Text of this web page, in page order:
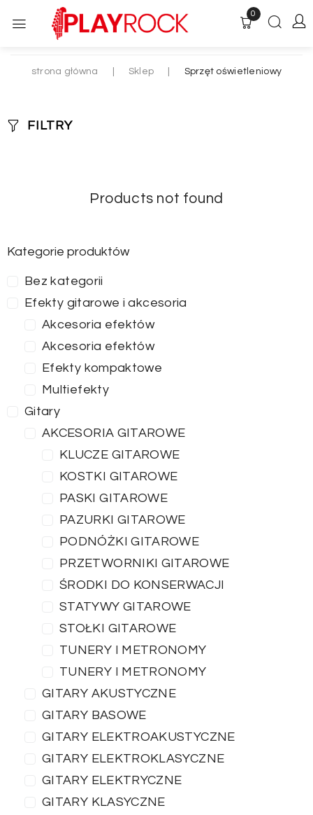
0
strona główna Sklep Sprzęt oświetleniowy
FILTRY
Kategorie produktów
Bez kategorii
Efekty gitarowe i akcesoria
Akcesoria efektów
Akcesoria efektów
Efekty kompaktowe
Multiefekty
Gitary
AKCESORIA GITAROWE
KLUCZE GITAROWE
KOSTKI GITAROWE
PASKI GITAROWE
PAZURKI GITAROWE
PODNÓŻKI GITAROWE
PRZETWORNIKI GITAROWE
ŚRODKI DO KONSERWACJI
STATYWY GITAROWE
STOŁKI GITAROWE
TUNERY I METRONOMY
TUNERY I METRONOMY
GITARY AKUSTYCZNE
GITARY BASOWE
GITARY ELEKTROAKUSTYCZNE
GITARY ELEKTROKLASYCZNE
GITARY ELEKTRYCZNE
GITARY KLASYCZNE
Products not found